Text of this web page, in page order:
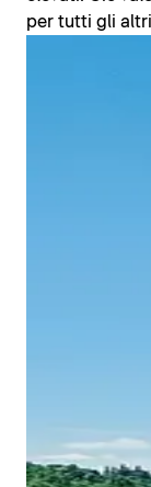
per tutti gli